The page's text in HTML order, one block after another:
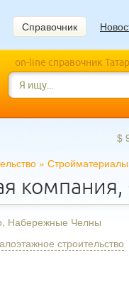
Справочник
on-line справочник
$
» Стройматериалы
Набережные Челны
строительство